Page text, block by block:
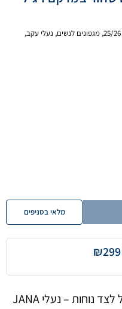
, מגפונים לנשים, נעלי עקב,
מלאי בסניפים
מגפונים לנשים שמחפשות סטייל לצד נוחות – נעלי JANA